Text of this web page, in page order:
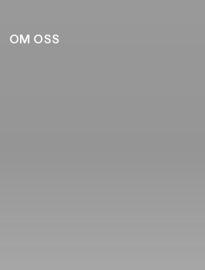
OM OSS